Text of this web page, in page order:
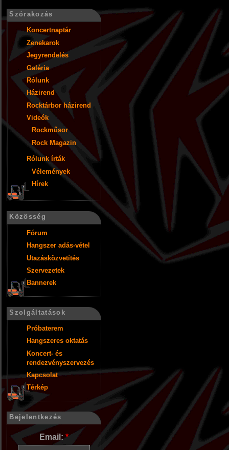
Szórakozás
Koncertnaptár
Zenekarok
Jegyrendelés
Galéria
Rólunk
Házirend
Rocktárbor házirend
Videók
Rockműsor
Rock Magazin
Rólunk írták
Vélemények
Hírek
Közösség
Fórum
Hangszer adás-vétel
Utazásközvetítés
Szervezetek
Bannerek
Szolgáltatások
Próbaterem
Hangszeres oktatás
Koncert- és
rendezvényszervezés
Kapcsolat
Térkép
Bejelentkezés
Email:*